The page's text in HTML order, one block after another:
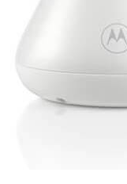
af-
udvides til at
samme
familier med flere
Batteritiden er